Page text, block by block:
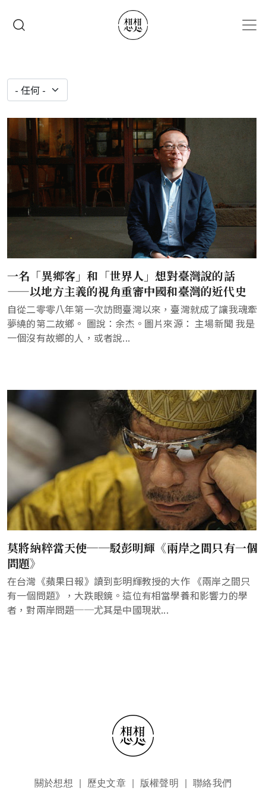
一名「異鄉客」和「世界人」想對臺灣說的話
——以地方主義的視角重審中國和臺灣的近代史
自從二零零八年第一次訪問臺灣以來，臺灣就成了讓我魂牽
夢繞的第二故鄉。 圖說：余杰。圖片來源： 主場新聞 我是
一個沒有故鄉的人，或者說...
莫將納粹當天使──駁彭明輝《兩岸之間只有一個
問題》
在台灣《蘋果日報》讀到彭明輝教授的大作 《兩岸之間只
有一個問題》，大跌眼鏡。這位有相當學養和影響力的學
者，對兩岸問題──尤其是中國現狀...
頁尾選單關於想想 歷史文章 版權聲明 聯絡我們